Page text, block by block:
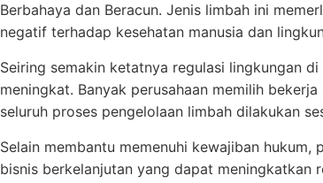
Berbahaya dan Beracun. Jenis limbah ini
negatif terhadap kesehatan manusia dan
Seiring semakin ketatnya regulasi lingkungan
meningkat. Banyak perusahaan memilih
seluruh proses pengelolaan limbah dilakukan
Selain membantu memenuhi kewajiban
bisnis berkelanjutan yang dapat meningkatkan